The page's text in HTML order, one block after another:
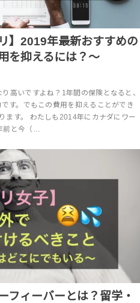
】2019年最新おすすめの
を抑えるには？〜
高いですよね？1年間の保険となると、
す。でもこの費用を抑えることができ
ます。 わたしも2014年にカナダにワー
前と今（…
フィーバーとは？留学・